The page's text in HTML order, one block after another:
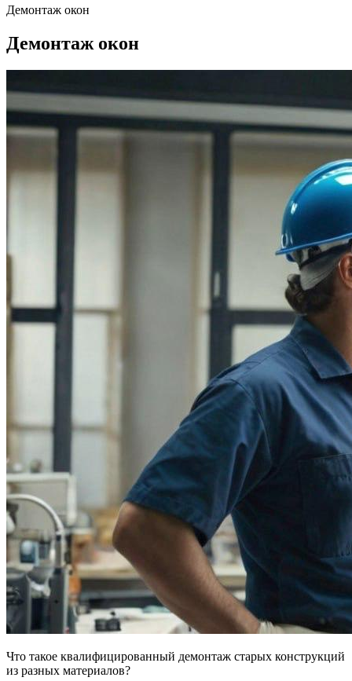
Демонтаж окон
Демонтаж окон
Что такое квалифицированный демонтаж старых конструкций
из разных материалов?